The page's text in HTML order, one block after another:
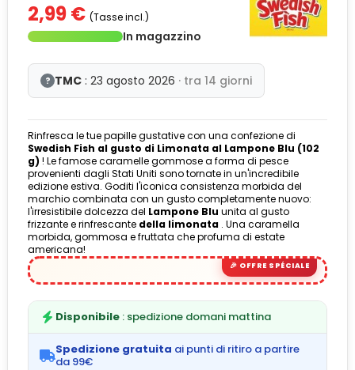
2,99 € (Tasse incl.)
In magazzino
? TMC : 23 agosto 2026 · tra 14 giorni
Rinfresca le tue papille gustative con una confezione di
Swedish Fish al gusto di Limonata al Lampone Blu (102
g) ! Le famose caramelle gommose a forma di pesce
provenienti dagli Stati Uniti sono tornate in un'incredibile
edizione estiva. Goditi l'iconica consistenza morbida del
marchio combinata con un gusto completamente nuovo:
l'irresistibile dolcezza del Lampone Blu unita al gusto
frizzante e rinfrescante della limonata . Una caramella
morbida, gommosa e fruttata che profuma di estate
americana!
Disponibile : spedizione domani mattina
Spedizione gratuita ai punti di ritiro a partire
da 99€